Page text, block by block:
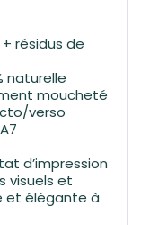
résidus de
naturelle
moucheté
verso
d’impression
visuels et
et élégante à